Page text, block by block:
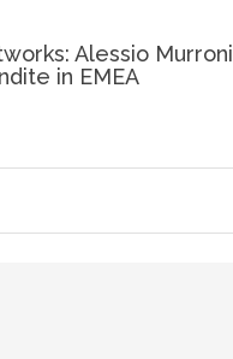
Alessio Murroni
in EMEA